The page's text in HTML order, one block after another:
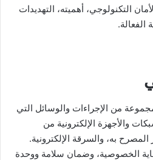
التكنولوجي، أهميته، التهديدات
الفعالة.
من الإجراءات والوسائل التي
والأجهزة الإلكترونية من
به، والسرقة الإلكترونية.
الخصوصية، وضمان سلامة ووحدة